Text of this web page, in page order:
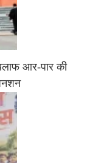
आर-पार की